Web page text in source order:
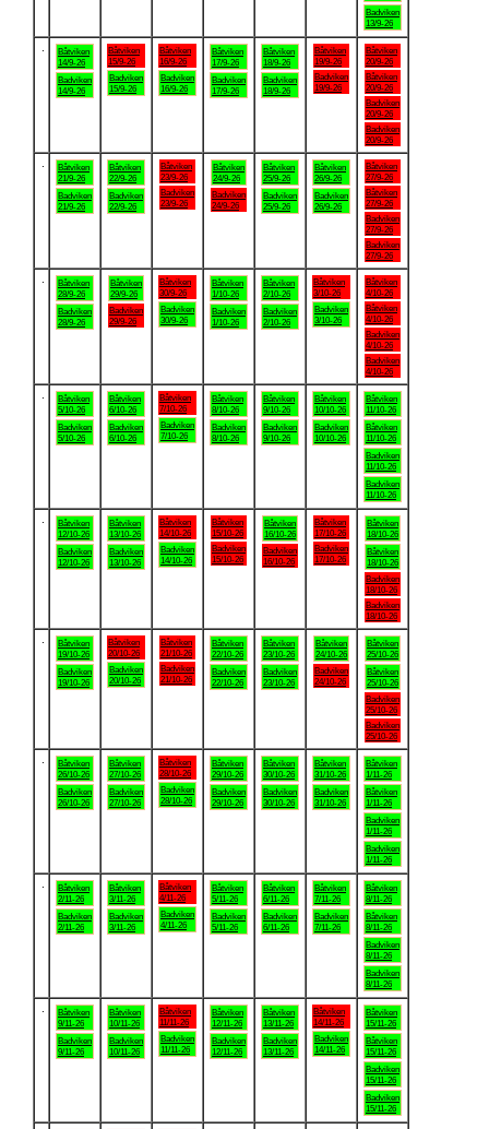
Badviken
13/9-26
Båtviken
14/9-26
Badviken
14/9-26
Båtviken
15/9-26
Badviken
15/9-26
Båtviken
16/9-26
Badviken
16/9-26
Båtviken
17/9-26
Badviken
17/9-26
Båtviken
18/9-26
Badviken
18/9-26
Båtviken
19/9-26
Badviken
19/9-26
Båtviken
20/9-26
Båtviken
20/9-26
Badviken
20/9-26
Badviken
20/9-26
Båtviken
21/9-26
Badviken
21/9-26
Båtviken
22/9-26
Badviken
22/9-26
Båtviken
23/9-26
Badviken
23/9-26
Båtviken
24/9-26
Badviken
24/9-26
Båtviken
25/9-26
Badviken
25/9-26
Båtviken
26/9-26
Badviken
26/9-26
Båtviken
27/9-26
Båtviken
27/9-26
Badviken
27/9-26
Badviken
27/9-26
Båtviken
28/9-26
Badviken
28/9-26
Båtviken
29/9-26
Badviken
29/9-26
Båtviken
30/9-26
Badviken
30/9-26
Båtviken
1/10-26
Badviken
1/10-26
Båtviken
2/10-26
Badviken
2/10-26
Båtviken
3/10-26
Badviken
3/10-26
Båtviken
4/10-26
Båtviken
4/10-26
Badviken
4/10-26
Badviken
4/10-26
Båtviken
5/10-26
Badviken
5/10-26
Båtviken
6/10-26
Badviken
6/10-26
Båtviken
7/10-26
Badviken
7/10-26
Båtviken
8/10-26
Badviken
8/10-26
Båtviken
9/10-26
Badviken
9/10-26
Båtviken
10/10-26
Badviken
10/10-26
Båtviken
11/10-26
Båtviken
11/10-26
Badviken
11/10-26
Badviken
11/10-26
Båtviken
12/10-26
Badviken
12/10-26
Båtviken
13/10-26
Badviken
13/10-26
Båtviken
14/10-26
Badviken
14/10-26
Båtviken
15/10-26
Badviken
15/10-26
Båtviken
16/10-26
Badviken
16/10-26
Båtviken
17/10-26
Badviken
17/10-26
Båtviken
18/10-26
Båtviken
18/10-26
Badviken
18/10-26
Badviken
18/10-26
Båtviken
19/10-26
Badviken
19/10-26
Båtviken
20/10-26
Badviken
20/10-26
Båtviken
21/10-26
Badviken
21/10-26
Båtviken
22/10-26
Badviken
22/10-26
Båtviken
23/10-26
Badviken
23/10-26
Båtviken
24/10-26
Badviken
24/10-26
Båtviken
25/10-26
Båtviken
25/10-26
Badviken
25/10-26
Badviken
25/10-26
Båtviken
26/10-26
Badviken
26/10-26
Båtviken
27/10-26
Badviken
27/10-26
Båtviken
28/10-26
Badviken
28/10-26
Båtviken
29/10-26
Badviken
29/10-26
Båtviken
30/10-26
Badviken
30/10-26
Båtviken
31/10-26
Badviken
31/10-26
Båtviken
1/11-26
Båtviken
1/11-26
Badviken
1/11-26
Badviken
1/11-26
Båtviken
2/11-26
Badviken
2/11-26
Båtviken
3/11-26
Badviken
3/11-26
Båtviken
4/11-26
Badviken
4/11-26
Båtviken
5/11-26
Badviken
5/11-26
Båtviken
6/11-26
Badviken
6/11-26
Båtviken
7/11-26
Badviken
7/11-26
Båtviken
8/11-26
Båtviken
8/11-26
Badviken
8/11-26
Badviken
8/11-26
Båtviken
9/11-26
Badviken
9/11-26
Båtviken
10/11-26
Badviken
10/11-26
Båtviken
11/11-26
Badviken
11/11-26
Båtviken
12/11-26
Badviken
12/11-26
Båtviken
13/11-26
Badviken
13/11-26
Båtviken
14/11-26
Badviken
14/11-26
Båtviken
15/11-26
Båtviken
15/11-26
Badviken
15/11-26
Badviken
15/11-26